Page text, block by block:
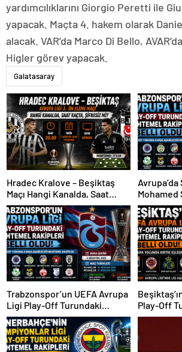
yardımcılıklarını Giorgio Peretti ile
yapacak. Maçta 4. hakem olarak
alacak. VAR’da Marco Di Bello,
Higler görev yapacak.
Galatasaray
Hradec Kralove – Beşiktaş
Maçı Hangi Kanalda, Saat
Kaçta, Şifresiz Mi?
Mohamed
Trabzonspor’un UEFA Avrupa
Ligi Play-Off Turundaki
Muhtemel Rakipleri Belli
Oldu!
Play-Off
Rakipleri
Yolunda